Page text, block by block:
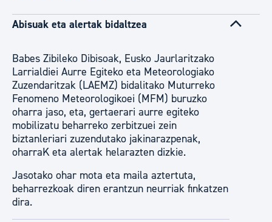
Abisuak eta alertak bidaltzea
Babes Zibileko Dibisoak, Eusko Jaurlaritzako
Larrialdiei Aurre Egiteko eta Meteorologiako
Zuzendaritzak (LAEMZ) bidalitako Muturreko
Fenomeno Meteorologikoei (MFM) buruzko
oharra jaso, eta, gertaerari aurre egiteko
mobilizatu beharreko zerbitzuei zein
biztanleriari zuzendutako jakinarazpenak,
oharraK eta alertak helarazten dizkie.
Jasotako ohar mota eta maila aztertuta,
beharrezkoak diren erantzun neurriak finkatzen
dira.